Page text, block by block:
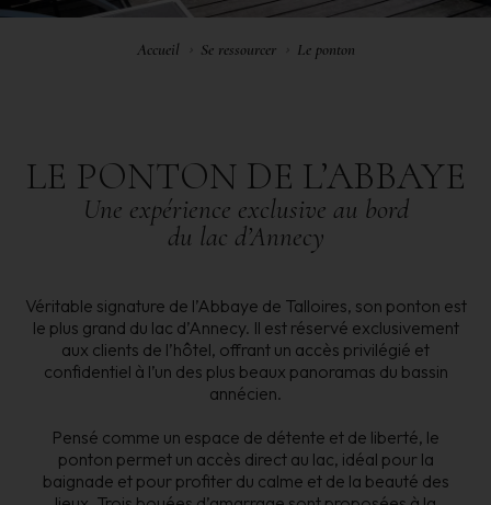
Accueil Se ressourcer Le ponton
LE PONTON DE L’ABBAYE
Une expérience exclusive au bord
du lac d’Annecy
Véritable signature de l’Abbaye de Talloires, son ponton est
le plus grand du lac d’Annecy. Il est réservé exclusivement
aux clients de l’hôtel, offrant un accès privilégié et
confidentiel à l’un des plus beaux panoramas du bassin
annécien.
Pensé comme un espace de détente et de liberté, le
ponton permet un accès direct au lac, idéal pour la
baignade et pour profiter du calme et de la beauté des